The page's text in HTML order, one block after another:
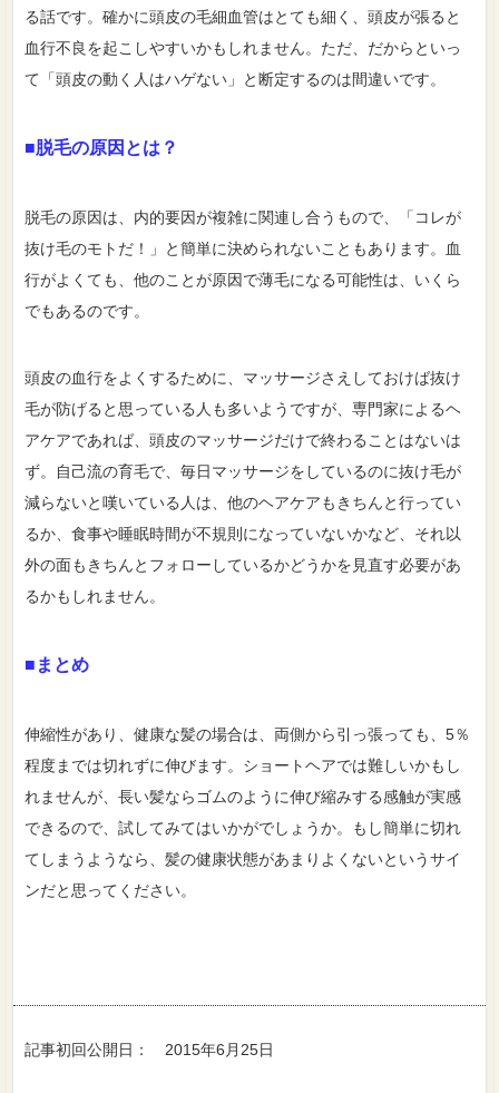
る話です。確かに頭皮の毛細血管はとても細く、頭皮が張ると
血行不良を起こしやすいかもしれません。ただ、だからといっ
て「頭皮の動く人はハゲない」と断定するのは間違いです。
■脱毛の原因とは？
脱毛の原因は、内的要因が複雑に関連し合うもので、「コレが
抜け毛のモトだ！」と簡単に決められないこともあります。血
行がよくても、他のことが原因で薄毛になる可能性は、いくら
でもあるのです。
頭皮の血行をよくするために、マッサージさえしておけば抜け
毛が防げると思っている人も多いようですが、専門家によるヘ
アケアであれば、頭皮のマッサージだけで終わることはないは
ず。自己流の育毛で、毎日マッサージをしているのに抜け毛が
減らないと嘆いている人は、他のヘアケアもきちんと行ってい
るか、食事や睡眠時間が不規則になっていないかなど、それ以
外の面もきちんとフォローしているかどうかを見直す必要があ
るかもしれません。
■まとめ
伸縮性があり、健康な髪の場合は、両側から引っ張っても、5％
程度までは切れずに伸びます。ショートヘアでは難しいかもし
れませんが、長い髪ならゴムのように伸び縮みする感触が実感
できるので、試してみてはいかがでしょうか。もし簡単に切れ
てしまうようなら、髪の健康状態があまりよくないというサイ
ンだと思ってください。
記事初回公開日： 2015年6月25日